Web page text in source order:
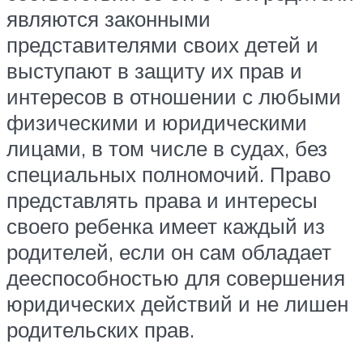
являются законными
представителями своих детей и
выступают в защиту их прав и
интересов в отношении с любыми
физическими и юридическими
лицами, в том числе в судах, без
специальных полномочий. Право
представлять права и интересы
своего ребенка имеет каждый из
родителей, если он сам обладает
дееспособностью для совершения
юридических действий и не лишен
родительских прав.